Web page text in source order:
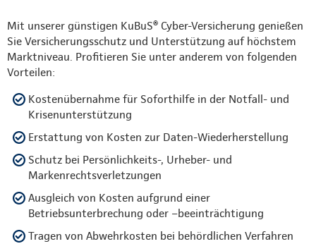
Mit unserer günstigen KuBuS® Cyber-Versicherung genießen
Sie Versicherungsschutz und Unterstützung auf höchstem
Marktniveau. Profitieren Sie unter anderem von folgenden
Vorteilen:
Kostenübernahme für Soforthilfe in der Notfall- und
Krisenunterstützung
Erstattung von Kosten zur Daten-Wiederherstellung
Schutz bei Persönlichkeits-, Urheber- und
Markenrechtsverletzungen
Ausgleich von Kosten aufgrund einer
Betriebsunterbrechung oder –beeinträchtigung
Tragen von Abwehrkosten bei behördlichen Verfahren